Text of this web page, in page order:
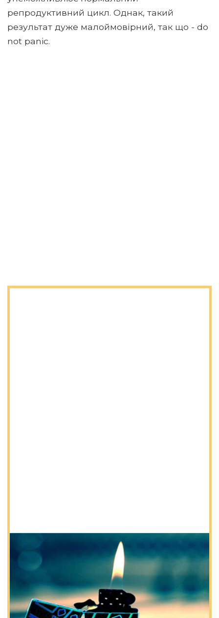
репродуктивний цикл. Однак, такий
результат дуже малоймовірний, так що - do
not panic.